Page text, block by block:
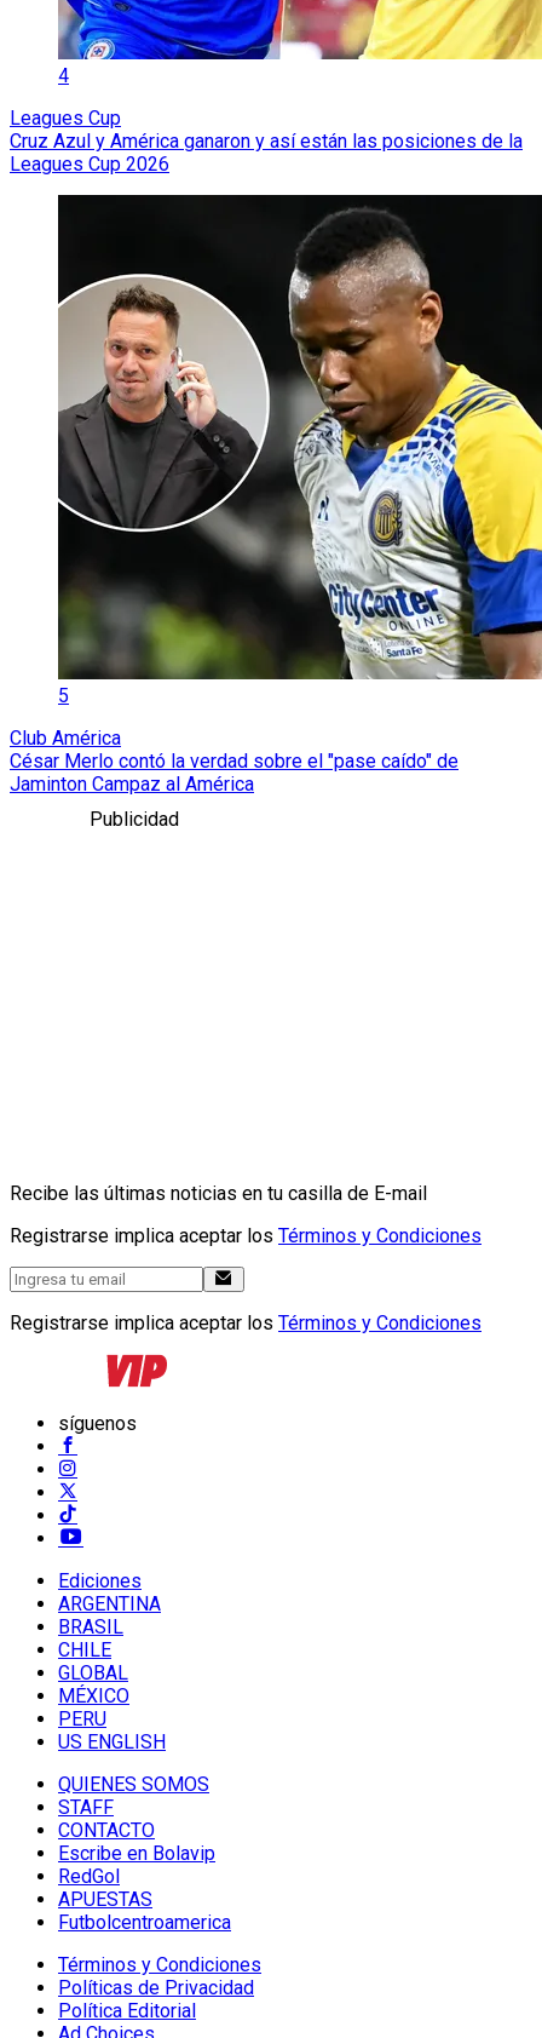
4
Leagues Cup
Cruz Azul y América ganaron y así están las posiciones de la
Leagues Cup 2026
5
Club América
César Merlo contó la verdad sobre el "pase caído" de
Jaminton Campaz al América
Publicidad
Recibe las últimas noticias en tu casilla de E-mail
Registrarse implica aceptar los Términos y Condiciones
Registrarse implica aceptar los Términos y Condiciones
síguenos
Ediciones
ARGENTINA
BRASIL
CHILE
GLOBAL
MÉXICO
PERU
US ENGLISH
QUIENES SOMOS
STAFF
CONTACTO
Escribe en Bolavip
RedGol
APUESTAS
Futbolcentroamerica
Términos y Condiciones
Políticas de Privacidad
Política Editorial